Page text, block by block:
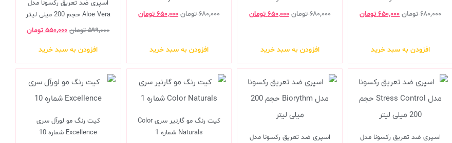
۶۸۰,۰۰۰ تومان ۶۵۰,۰۰۰ تومان
افزودن به سبد خرید
۶۸۰,۰۰۰ تومان ۶۵۰,۰۰۰ تومان
افزودن به سبد خرید
۶۸۰,۰۰۰ تومان ۶۵۰,۰۰۰ تومان
افزودن به سبد خرید
اسپری ضد تعریق رکسونا مدل
Aloe Vera حجم 200 میلی لیتر
۵۹۹,۰۰۰ تومان ۵۵۰,۰۰۰ تومان
افزودن به سبد خرید
اسپری ضد تعریق رکسونا مدل
اسپری ضد تعریق رکسونا مدل
کیت رنگ مو گارنیر سری Color
Naturals شماره 1
کیت رنگ مو لورآل سری
Excellence شماره 10